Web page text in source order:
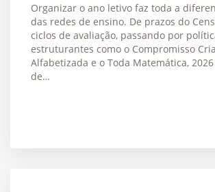
Organizar o ano letivo faz toda a
das redes de ensino. De prazos do
ciclos de avaliação, passando por
estruturantes como o Compromisso
Alfabetizada e o Toda Matemática,
de…